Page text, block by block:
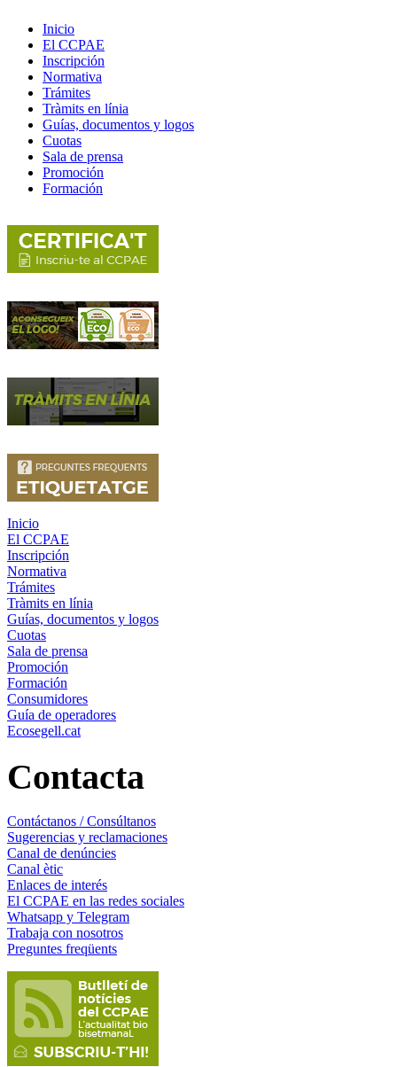
Inicio
El CCPAE
Inscripción
Normativa
Trámites
Tràmits en línia
Guías, documentos y logos
Cuotas
Sala de prensa
Promoción
Formación
Inicio
El CCPAE
Inscripción
Normativa
Trámites
Tràmits en línia
Guías, documentos y logos
Cuotas
Sala de prensa
Promoción
Formación
Consumidores
Guía de operadores
Ecosegell.cat
Contacta
Contáctanos / Consúltanos
Sugerencias y reclamaciones
Canal de denúncies
Canal ètic
Enlaces de interés
El CCPAE en las redes sociales
Whatsapp y Telegram
Trabaja con nosotros
Preguntes freqüents